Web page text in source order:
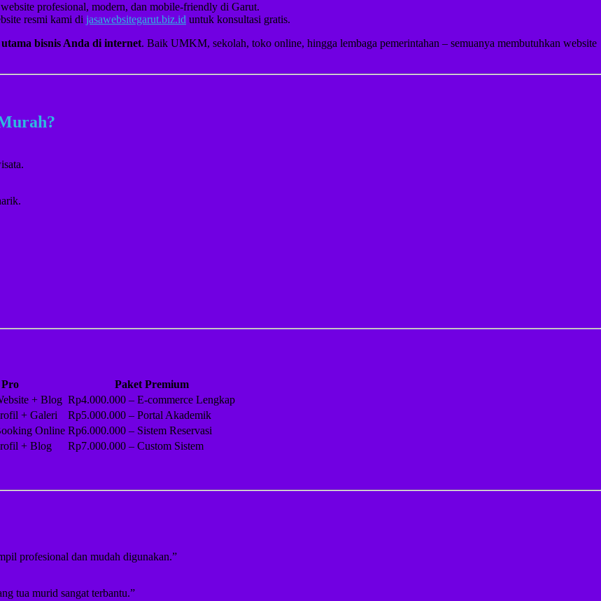
profesional, modern, dan mobile-friendly di Garut.
resmi kami di jasawebsitegarut.biz.id untuk konsultasi gratis.
bisnis Anda di internet. Baik UMKM, sekolah, toko online, hingga lembaga pemerintahan – semuanya membutuhkan website
Paket Premium
+ Blog Rp4.000.000 – E-commerce Lengkap
+ Galeri
Rp5.000.000 – Portal Akademik
Online Rp6.000.000 – Sistem Reservasi
+ Blog Rp7.000.000 – Custom Sistem
profesional dan mudah digunakan.”
tua murid sangat terbantu.”